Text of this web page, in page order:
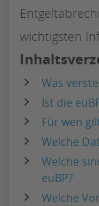
wichtigsten
Was
Ist die
Für wen
Welche
Welche
euBP?
Welche